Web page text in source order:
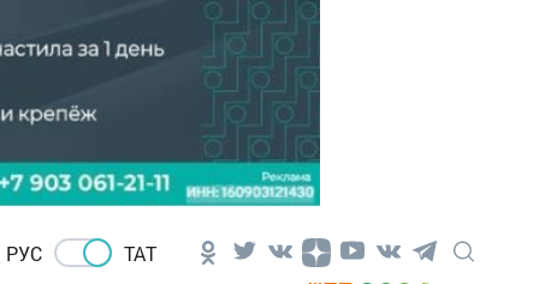
РУС ТАТ